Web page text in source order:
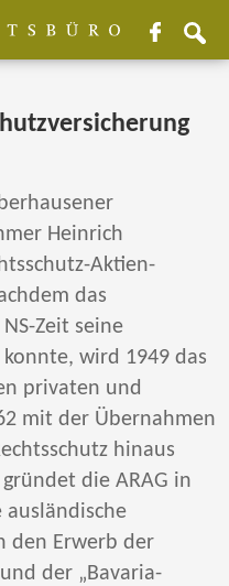
Facebook
Heinrich
Aktien-
das
Zeit seine
wird 1949 das
privaten und
mit der Übernahmen
hinaus
die ARAG in
den Erwerb der
der „Bavaria-